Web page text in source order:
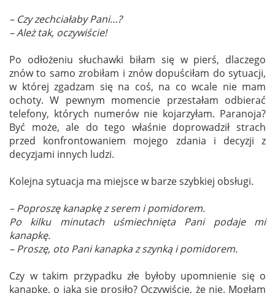
– Czy zechciałaby Pani…?
– Ależ tak, oczywiście!
Po odłożeniu słuchawki biłam się w pierś, dlaczego
znów to samo zrobiłam i znów dopuściłam do sytuacji,
w której zgadzam się na coś, na co wcale nie mam
ochoty. W pewnym momencie przestałam odbierać
telefony, których numerów nie kojarzyłam. Paranoja?
Być może, ale do tego właśnie doprowadził strach
przed konfrontowaniem mojego zdania i decyzji z
decyzjami innych ludzi.
Kolejna sytuacja ma miejsce w barze szybkiej obsługi.
– Poproszę kanapkę z serem i pomidorem.
Po kilku minutach uśmiechnięta Pani podaje mi
kanapkę.
– Proszę, oto Pani kanapka z szynką i pomidorem.
Czy w takim przypadku złe byłoby upomnienie się o
kanapkę, o jaką się prosiło? Oczywiście, że nie. Mogłam